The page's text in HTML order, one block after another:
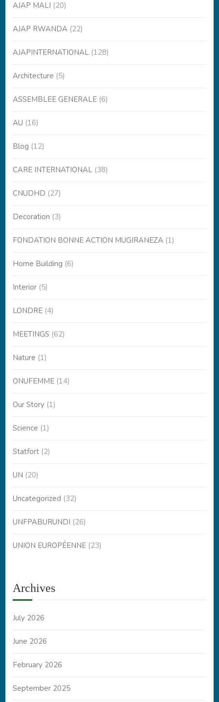
AJAP MALI (20)
AJAP RWANDA (22)
AJAPINTERNATIONAL (128)
Architecture (5)
ASSEMBLEE GENERALE (6)
AU (16)
Blog (12)
CARE INTERNATIONAL (38)
CNUDHD (27)
Decoration (3)
FONDATION BONNE ACTION MUGIRANEZA (1)
Home Building (6)
Interior (5)
LONDRE (4)
MEETINGS (62)
Nature (1)
ONUFEMME (14)
Our Story (1)
Science (1)
Statfort (2)
UN (20)
Uncategorized (32)
UNFPABURUNDI (26)
UNION EUROPÉENNE (23)
Archives
July 2026
June 2026
February 2026
September 2025